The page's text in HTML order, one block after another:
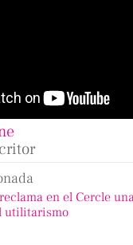
en el Cercle
utilitarismo